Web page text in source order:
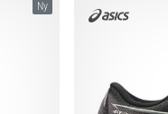
47 48 36 37 37½
Ny